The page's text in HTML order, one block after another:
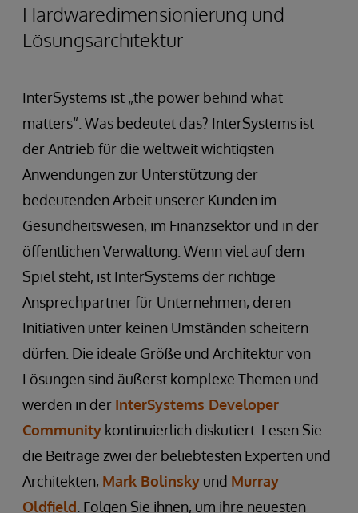
Hardwaredimensionierung und
Lösungsarchitektur
InterSystems ist „the power behind what
matters“. Was bedeutet das? InterSystems ist
der Antrieb für die weltweit wichtigsten
Anwendungen zur Unterstützung der
bedeutenden Arbeit unserer Kunden im
Gesundheitswesen, im Finanzsektor und in der
öffentlichen Verwaltung. Wenn viel auf dem
Spiel steht, ist InterSystems der richtige
Ansprechpartner für Unternehmen, deren
Initiativen unter keinen Umständen scheitern
dürfen. Die ideale Größe und Architektur von
Lösungen sind äußerst komplexe Themen und
werden in der InterSystems Developer
Community kontinuierlich diskutiert. Lesen Sie
die Beiträge zwei der beliebtesten Experten und
Architekten, Mark Bolinsky und Murray
Oldfield . Folgen Sie ihnen, um ihre neuesten